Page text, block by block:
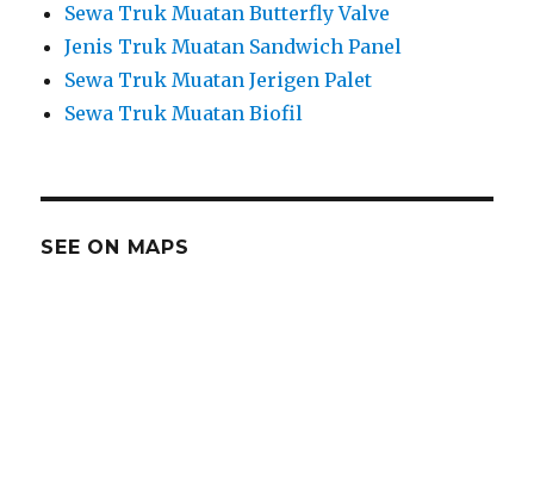
Sewa Truk Muatan Butterfly Valve
Jenis Truk Muatan Sandwich Panel
Sewa Truk Muatan Jerigen Palet
Sewa Truk Muatan Biofil
SEE ON MAPS